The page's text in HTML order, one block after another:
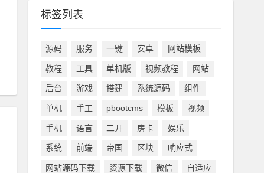
标签列表
源码 服务 一键 安卓 网站模板
教程 工具 单机版 视频教程 网站
后台 游戏 搭建 系统源码 组件
单机 手工 pbootcms 模板 视频
手机 语言 二开 房卡 娱乐
系统 前端 帝国 区块 响应式
网站源码下载 资源下载 微信 自适应